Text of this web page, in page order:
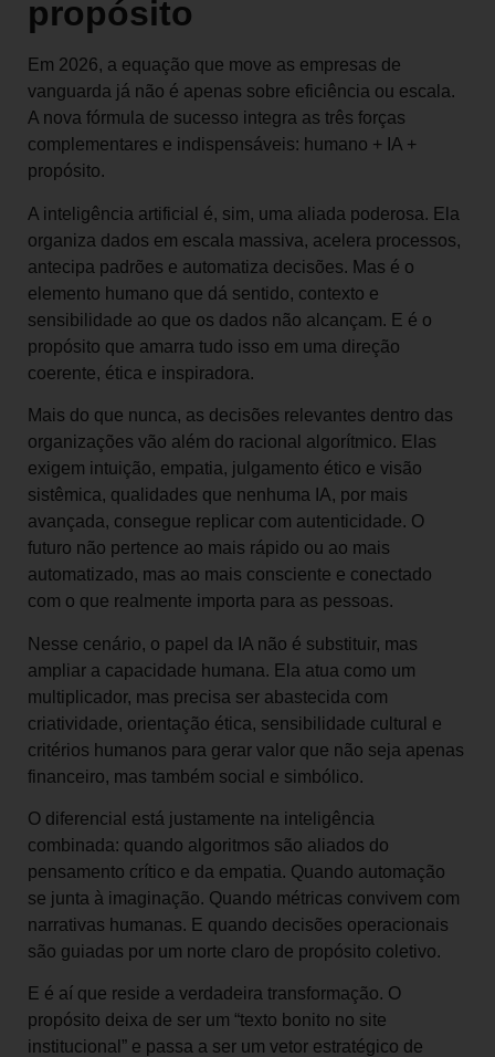
propósito
Em 2026, a equação que move as empresas de
vanguarda já não é apenas sobre eficiência ou escala.
A nova fórmula de sucesso integra as três forças
complementares e indispensáveis: humano + IA +
propósito.
A inteligência artificial é, sim, uma aliada poderosa. Ela
organiza dados em escala massiva, acelera processos,
antecipa padrões e automatiza decisões. Mas é o
elemento humano que dá sentido, contexto e
sensibilidade ao que os dados não alcançam. E é o
propósito que amarra tudo isso em uma direção
coerente, ética e inspiradora.
Mais do que nunca, as decisões relevantes dentro das
organizações vão além do racional algorítmico. Elas
exigem intuição, empatia, julgamento ético e visão
sistêmica, qualidades que nenhuma IA, por mais
avançada, consegue replicar com autenticidade. O
futuro não pertence ao mais rápido ou ao mais
automatizado, mas ao mais consciente e conectado
com o que realmente importa para as pessoas.
Nesse cenário, o papel da IA não é substituir, mas
ampliar a capacidade humana. Ela atua como um
multiplicador, mas precisa ser abastecida com
criatividade, orientação ética, sensibilidade cultural e
critérios humanos para gerar valor que não seja apenas
financeiro, mas também social e simbólico.
O diferencial está justamente na inteligência
combinada: quando algoritmos são aliados do
pensamento crítico e da empatia. Quando automação
se junta à imaginação. Quando métricas convivem com
narrativas humanas. E quando decisões operacionais
são guiadas por um norte claro de propósito coletivo.
E é aí que reside a verdadeira transformação. O
propósito deixa de ser um “texto bonito no site
institucional” e passa a ser um vetor estratégico de